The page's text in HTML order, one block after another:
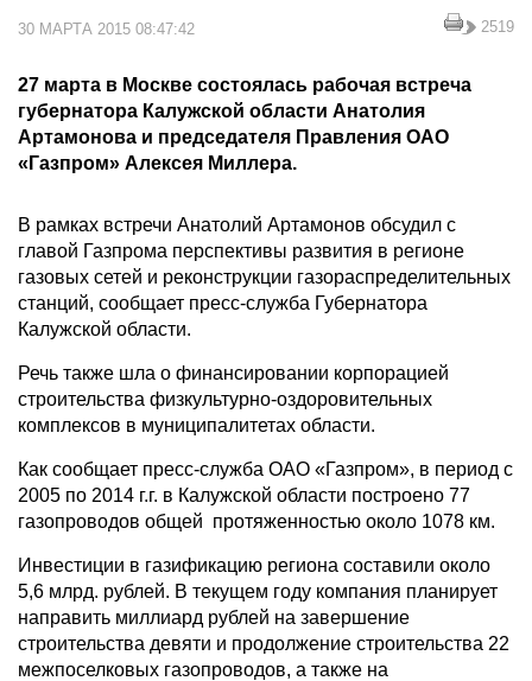
30 МАРТА 2015 08:47:42 2519
27 марта в Москве состоялась рабочая встреча
губернатора Калужской области Анатолия
Артамонова и председателя Правления ОАО
«Газпром» Алексея Миллера.
В рамках встречи Анатолий Артамонов обсудил с
главой Газпрома перспективы развития в регионе
газовых сетей и реконструкции газораспределительных
станций, сообщает пресс-служба Губернатора
Калужской области.
Речь также шла о финансировании корпорацией
строительства физкультурно-оздоровительных
комплексов в муниципалитетах области.
Как сообщает пресс-служба ОАО «Газпром», в период с
2005 по 2014 г.г. в Калужской области построено 77
газопроводов общей протяженностью около 1078 км.
Инвестиции в газификацию региона составили около
5,6 млрд. рублей. В текущем году компания планирует
направить миллиард рублей на завершение
строительства девяти и продолжение строительства 22
межпоселковых газопроводов, а также на